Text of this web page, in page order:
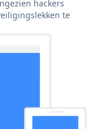
hackers
te